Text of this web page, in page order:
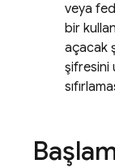
veya
bir
açacak
şifresini